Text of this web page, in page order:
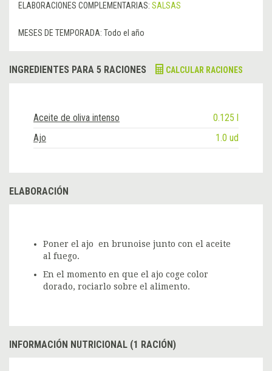
ELABORACIONES COMPLEMENTARIAS: SALSAS
MESES DE TEMPORADA: Todo el año
INGREDIENTES PARA 5 RACIONES CALCULAR RACIONES
Aceite de oliva intenso
0.125 l
Ajo
1.0 ud
ELABORACIÓN
Poner el ajo en brunoise junto con el aceite
al fuego.
En el momento en que el ajo coge color
dorado, rociarlo sobre el alimento.
INFORMACIÓN NUTRICIONAL (1 RACIÓN)